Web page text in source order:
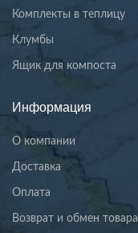
Комплекты в теплицу
Клумбы
Ящик для компоста
Информация
О компании
Доставка
Оплата
Возврат и обмен товара